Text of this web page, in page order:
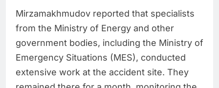
Mirzamakhmudov reported that specialists
from the Ministry of Energy and other
government bodies, including the Ministry of
Emergency Situations (MES), conducted
extensive work at the accident site. They